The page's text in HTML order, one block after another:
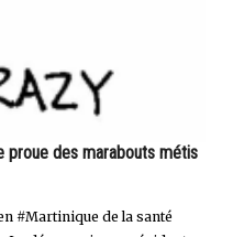
proue des marabouts métis
#Martinique de la santé